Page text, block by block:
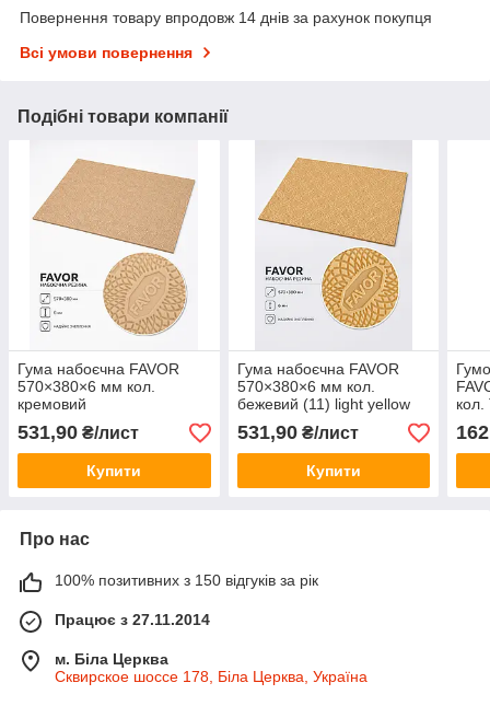
Повернення товару впродовж 14 днів за рахунок покупця
Всі умови повернення
Подібні товари компанії
Гума набоєчна FAVOR
570×380×6 мм кол.
кремовий
531,90 ₴/лист
Купити
Гума набоєчна FAVOR
570×380×6 мм кол.
бежевий (11) light yellow
531,90₴/лист
Купити
кол.
162
Про нас
100% позитивних з 150 відгуків за рік
Працює з 27.11.2014
м. Біла Церква
Сквирское шоссе 178, Біла Церква, Україна